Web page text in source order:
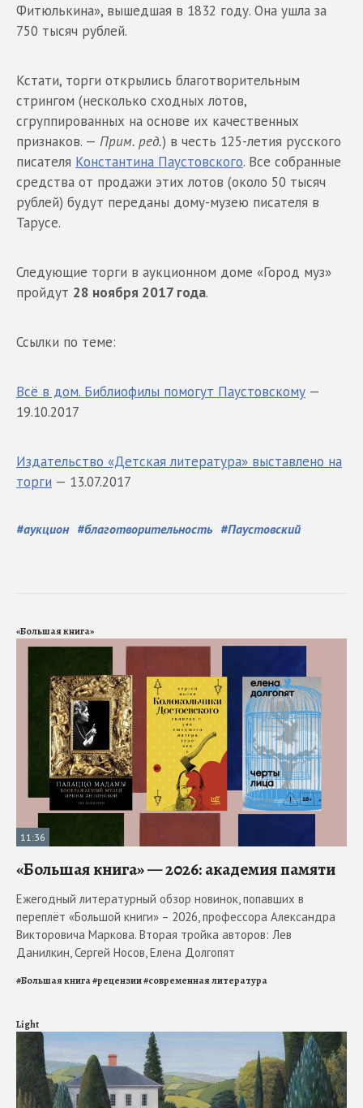
Фитюлькина», вышедшая в 1832 году. Она ушла за
750 тысяч рублей.
Кстати, торги открылись благотворительным
стрингом (несколько сходных лотов,
сгруппированных на основе их качественных
признаков. — Прим. ред.) в честь 125-летия русского
писателя Константина Паустовского. Все собранные
средства от продажи этих лотов (около 50 тысяч
рублей) будут переданы дому-музею писателя в
Тарусе.
Следующие торги в аукционном доме «Город муз»
пройдут 28 ноября 2017 года.
Ссылки по теме:
Всё в дом. Библиофилы помогут Паустовскому —
19.10.2017
Издательство «Детская литература» выставлено на
торги — 13.07.2017
#аукцион #благотворительность #Паустовский
«Большая книга»
11:36
«Большая книга» — 2026: академия памяти
Ежегодный литературный обзор новинок, попавших в
переплёт «Большой книги» – 2026, профессора Александра
Викторовича Маркова. Вторая тройка авторов: Лев
Данилкин, Сергей Носов, Елена Долгопят
#Большая книга#рецензии#современная литература
Light